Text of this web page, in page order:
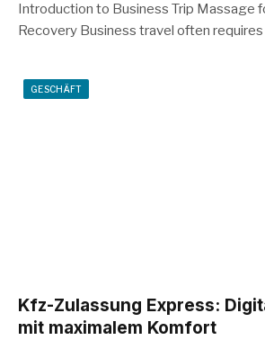
Introduction to Business Trip Massage
Recovery Business travel often
GESCHÄFT
Kfz-Zulassung Express:
mit maximalem Komfort